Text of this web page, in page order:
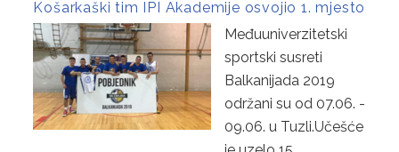
Košarkaški tim IPI Akademije osvojio 1. mjesto
Međuuniverzitetski
sportski susreti
Balkanijada 2019
održani su od 07.06. -
09.06. u Tuzli.Učešće